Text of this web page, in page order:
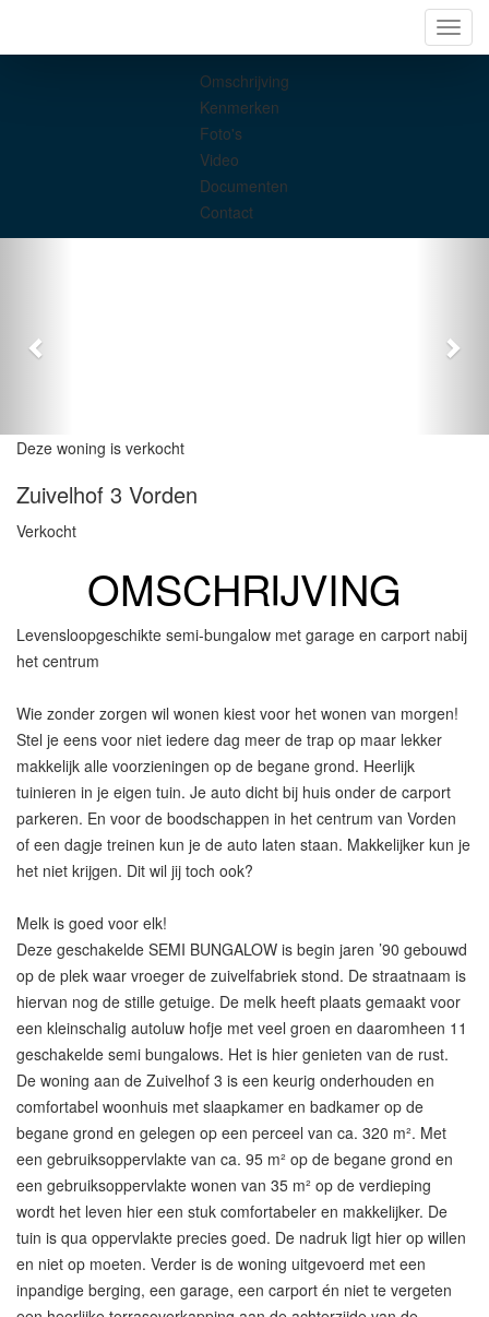
Omschrijving
Kenmerken
Foto's
Video
Documenten
Contact
Deze woning is verkocht
Zuivelhof 3 Vorden
Verkocht
OMSCHRIJVING
Levensloopgeschikte semi-bungalow met garage en carport nabij
het centrum
Wie zonder zorgen wil wonen kiest voor het wonen van morgen!
Stel je eens voor niet iedere dag meer de trap op maar lekker
makkelijk alle voorzieningen op de begane grond. Heerlijk
tuinieren in je eigen tuin. Je auto dicht bij huis onder de carport
parkeren. En voor de boodschappen in het centrum van Vorden
of een dagje treinen kun je de auto laten staan. Makkelijker kun je
het niet krijgen. Dit wil jij toch ook?
Melk is goed voor elk!
Deze geschakelde SEMI BUNGALOW is begin jaren ’90 gebouwd
op de plek waar vroeger de zuivelfabriek stond. De straatnaam is
hiervan nog de stille getuige. De melk heeft plaats gemaakt voor
een kleinschalig autoluw hofje met veel groen en daaromheen 11
geschakelde semi bungalows. Het is hier genieten van de rust.
De woning aan de Zuivelhof 3 is een keurig onderhouden en
comfortabel woonhuis met slaapkamer en badkamer op de
begane grond en gelegen op een perceel van ca. 320 m². Met
een gebruiksoppervlakte van ca. 95 m² op de begane grond en
een gebruiksoppervlakte wonen van 35 m² op de verdieping
wordt het leven hier een stuk comfortabeler en makkelijker. De
tuin is qua oppervlakte precies goed. De nadruk ligt hier op willen
en niet op moeten. Verder is de woning uitgevoerd met een
inpandige berging, een garage, een carport én niet te vergeten